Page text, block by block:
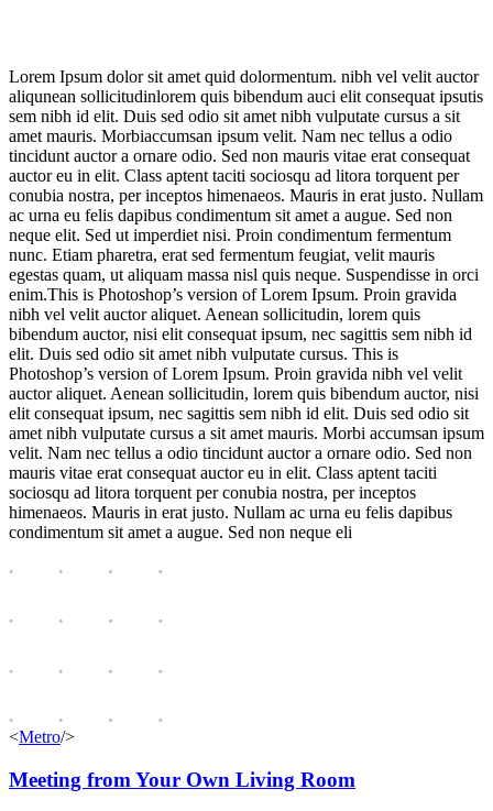
Lorem Ipsum dolor sit amet quid dolormentum. nibh vel velit auctor
aliqunean sollicitudinlorem quis bibendum auci elit consequat ipsutis
sem nibh id elit. Duis sed odio sit amet nibh vulputate cursus a sit
amet mauris. Morbiaccumsan ipsum velit. Nam nec tellus a odio
tincidunt auctor a ornare odio. Sed non mauris vitae erat consequat
auctor eu in elit. Class aptent taciti sociosqu ad litora torquent per
conubia nostra, per inceptos himenaeos. Mauris in erat justo. Nullam
ac urna eu felis dapibus condimentum sit amet a augue. Sed non
neque elit. Sed ut imperdiet nisi. Proin condimentum fermentum
nunc. Etiam pharetra, erat sed fermentum feugiat, velit mauris
egestas quam, ut aliquam massa nisl quis neque. Suspendisse in orci
enim.This is Photoshop’s version of Lorem Ipsum. Proin gravida
nibh vel velit auctor aliquet. Aenean sollicitudin, lorem quis
bibendum auctor, nisi elit consequat ipsum, nec sagittis sem nibh id
elit. Duis sed odio sit amet nibh vulputate cursus. This is
Photoshop’s version of Lorem Ipsum. Proin gravida nibh vel velit
auctor aliquet. Aenean sollicitudin, lorem quis bibendum auctor, nisi
elit consequat ipsum, nec sagittis sem nibh id elit. Duis sed odio sit
amet nibh vulputate cursus a sit amet mauris. Morbi accumsan ipsum
velit. Nam nec tellus a odio tincidunt auctor a ornare odio. Sed non
mauris vitae erat consequat auctor eu in elit. Class aptent taciti
sociosqu ad litora torquent per conubia nostra, per inceptos
himenaeos. Mauris in erat justo. Nullam ac urna eu felis dapibus
condimentum sit amet a augue. Sed non neque eli
<Metro/>
Meeting from Your Own Living Room